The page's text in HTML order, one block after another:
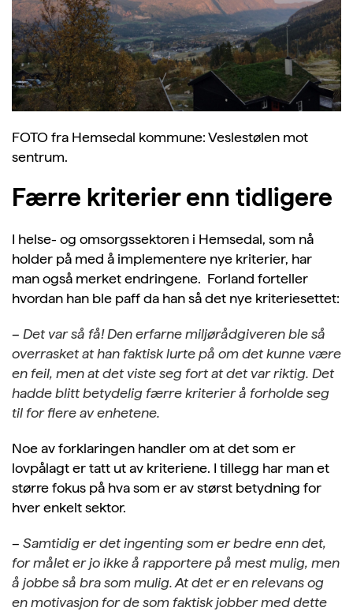
FOTO fra Hemsedal kommune: Veslestølen mot
sentrum.
Færre kriterier enn tidligere
I helse- og omsorgssektoren i Hemsedal, som nå
holder på med å implementere nye kriterier, har
man også merket endringene. Forland forteller
hvordan han ble paff da han så det nye kriteriesettet:
– Det var så få! Den erfarne miljørådgiveren ble så
overrasket at han faktisk lurte på om det kunne være
en feil, men at det viste seg fort at det var riktig. Det
hadde blitt betydelig færre kriterier å forholde seg
til for flere av enhetene.
Noe av forklaringen handler om at det som er
lovpålagt er tatt ut av kriteriene. I tillegg har man et
større fokus på hva som er av størst betydning for
hver enkelt sektor.
– Samtidig er det ingenting som er bedre enn det,
for målet er jo ikke å rapportere på mest mulig, men
å jobbe så bra som mulig. At det er en relevans og
en motivasjon for de som faktisk jobber med dette